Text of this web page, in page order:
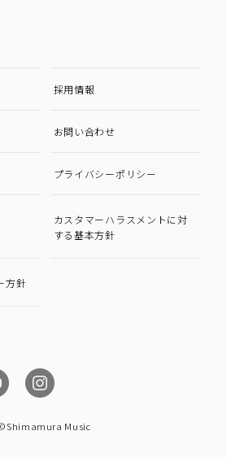
採用情報
お問い合わせ
プライバシーポリシー
カスタマーハラスメントに対
する基本方針
方針
Music